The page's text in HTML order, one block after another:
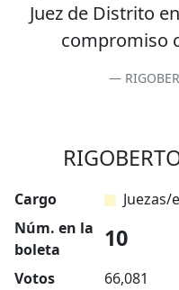
Juez de Distrito
compromiso
Cargo
Núm. en la
boleta
10
Votos
66,081